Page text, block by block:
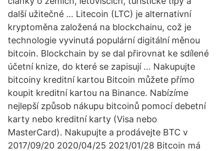
další užitečné … Litecoin (LTC) je alternativní
kryptoměna založená na blockchainu, což je
technologie vyvinutá populární digitální měnou
bitcoin. Blockchain by se dal přirovnat ke sdílené
účetní knize, do které se zapisují … Nakupujte
bitcoiny kreditní kartou Bitcoin můžete přímo
koupit kreditní kartou na Binance. Nabízíme
nejlepší způsob nákupu bitcoinů pomocí debetní
karty nebo kreditní karty (Visa nebo
MasterCard). Nakupujte a prodávejte BTC v
2017/09/20 2020/04/25 2021/01/28 Bitcoin má